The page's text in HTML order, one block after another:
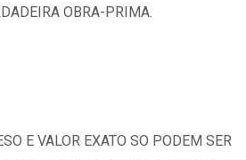
OBRA-PRIMA.
E VALOR EXATO SO PODEM SER